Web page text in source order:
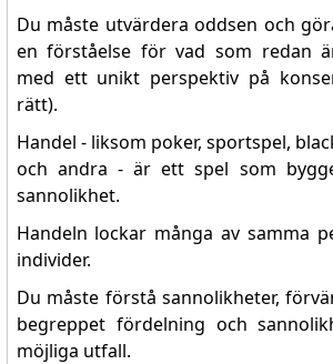
Du måste utvärdera oddsen och
en förståelse för vad som redan
med ett unikt perspektiv på
rätt).
Handel - liksom poker, sportspel,
och andra - är ett spel som
sannolikhet.
Handeln lockar många av samma
individer.
Du måste förstå sannolikheter,
begreppet fördelning och
möjliga utfall.